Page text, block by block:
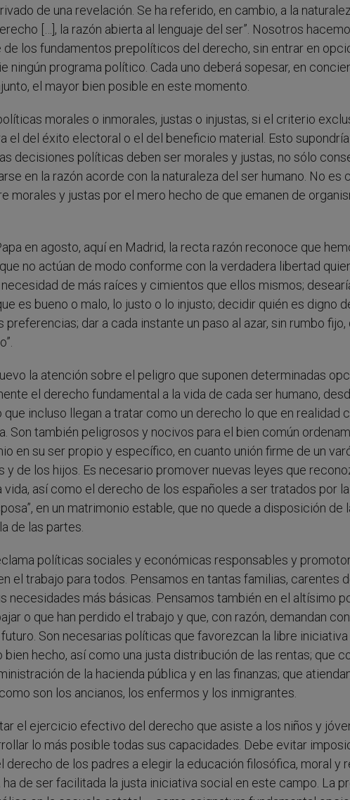
de una revelación. Se ha referido, en cambio, a la
[…], la razón abierta al lenguaje del ser”. Nosotros
los fundamentos prepolíticos del derecho, sin entrar en
ningún programa político. Cada uno deberá sopesar, en
el mayor bien posible en este momento.
morales o inmorales, justas o injustas, si el criterio
el del éxito electoral o el del beneficio material. Esto
decisiones políticas deben ser morales y justas, no sólo
en la razón acorde con la naturaleza del ser humano. No es
morales y justas por el mero hecho de que emanen de
en agosto, aquí en Madrid, la recta razón reconoce que
no actúan de modo conforme con la verdadera libertad
de más raíces y cimientos que ellos mismos;
es bueno o malo, lo justo o lo injusto; decidir quién es digno
dar a cada instante un paso al azar, sin rumbo fijo,
la atención sobre el peligro que suponen determinadas
el derecho fundamental a la vida de cada ser humano,
incluso llegan a tratar como un derecho lo que en realidad
Son también peligrosos y nocivos para el bien común
en su ser propio y específico, en cuanto unión firme de un
y de los hijos. Es necesario promover nuevas leyes que
así como el derecho de los españoles a ser tratados por
en un matrimonio estable, que no quede a disposición de
de las partes.
políticas sociales y económicas responsables y
el trabajo para todos. Pensamos en tantas familias, carentes
necesidades más básicas. Pensamos también en el altísimo
o que han perdido el trabajo y que, con razón, demandan
Son necesarias políticas que favorezcan la libre
hecho, así como una justa distribución de las rentas; que
de la hacienda pública y en las finanzas; que
son los ancianos, los enfermos y los inmigrantes.
el ejercicio efectivo del derecho que asiste a los niños y
lo más posible todas sus capacidades. Debe evitar
derecho de los padres a elegir la educación filosófica, moral y
ha de ser facilitada la justa iniciativa social en este campo. La